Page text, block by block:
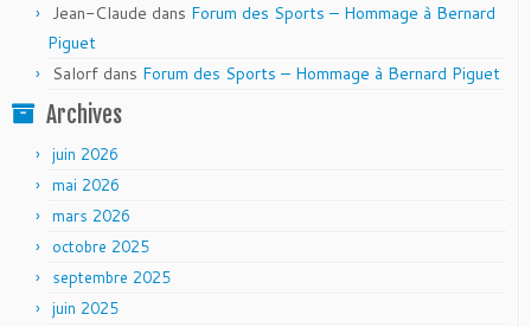
Jean-Claude dans Forum des Sports – Hommage à Bernard
Piguet
Salorf dans Forum des Sports – Hommage à Bernard Piguet
Archives
juin 2026
mai 2026
mars 2026
octobre 2025
septembre 2025
juin 2025